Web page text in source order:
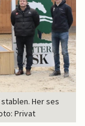
Her ses
Privat